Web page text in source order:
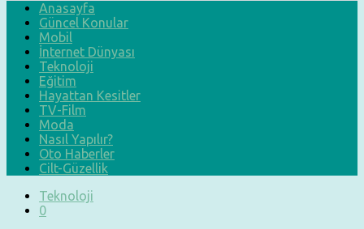
Anasayfa
Güncel Konular
Mobil
İnternet Dünyası
Teknoloji
Eğitim
Hayattan Kesitler
TV-Film
Moda
Nasıl Yapılır?
Oto Haberler
Cilt-Güzellik
Teknoloji
0